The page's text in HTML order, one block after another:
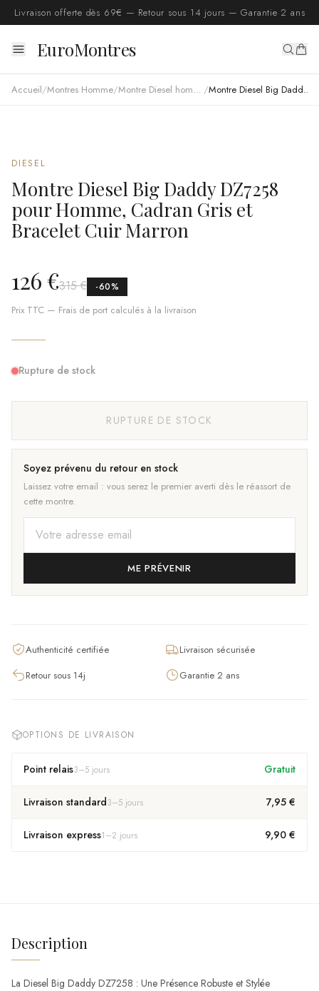
Livraison offerte dès 69€ — Retour sous 14 jours — Garantie 2 ans
EuroMontres
Accueil/Montres Homme/ Montre Diesel homme / Montre Diesel Big Daddy DZ7258 pour Homme, Cadran Gris et Bracelet Cuir Marron
DIESEL
Montre Diesel Big Daddy DZ7258
pour Homme, Cadran Gris et
Bracelet Cuir Marron
126 €315 € -60%
Prix TTC — Frais de port calculés à la livraison
Rupture de stock
RUPTURE DE STOCK
Soyez prévenu du retour en stock
Laissez votre email : vous serez le premier averti dès le réassort de
cette montre.
ME PRÉVENIR
Authenticité certifiée
Livraison sécurisée
Retour sous 14j
Garantie 2 ans
OPTIONS DE LIVRAISON
Point relais3–5 jours Gratuit
Livraison standard3–5 jours 7,95 €
Livraison express1–2 jours 9,90 €
Description
La Diesel Big Daddy DZ7258 : Une Présence Robuste et Stylée